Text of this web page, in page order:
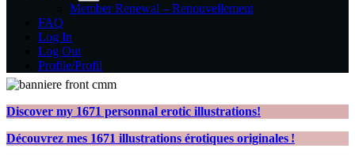
Member Renewal – Renouvellement
FAQ
Log In
Log Out
Profile/Profil
Discover my 1671 personnal erotic illustrations!
Découvrez mes 1671 illustrations érotiques originales !